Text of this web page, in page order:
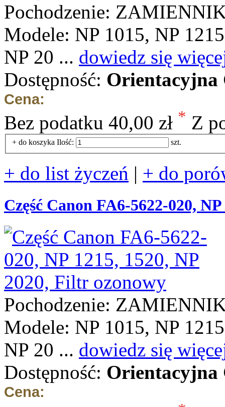
Pochodzenie:
Modele: NP 1015, NP
NP 20 ... dowiedz się
Dostępność: Orientacyjna
Cena:
Bez podatku 40,00 zł * Z
+ do koszyka Ilość: szt.
+ do list życzeń | + do
Część Canon FA6-5622-020,
Pochodzenie:
Modele: NP 1015, NP
NP 20 ... dowiedz się
Dostępność: Orientacyjna
Cena: